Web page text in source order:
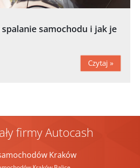
spalanie samochodu i jak je
Czytaj »
firmy Autocash
Kraków